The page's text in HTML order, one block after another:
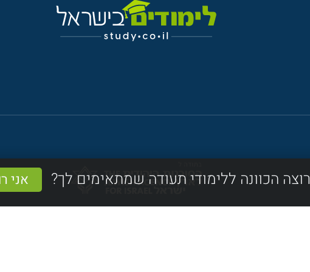
רוצה הכוונה ללימודי תעודה שמתאימים לך? אני